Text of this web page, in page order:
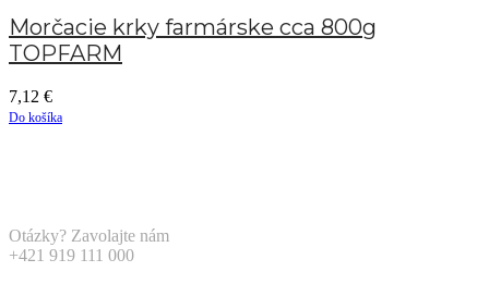
Morčacie krky farmárske cca 800g
TOPFARM
7,12 €
Do košíka
Otázky? Zavolajte nám
+421 919 111 000